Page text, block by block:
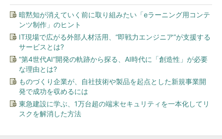
暗黙知が消えていく前に取り組みたい「eラーニング用コンテ
ンツ制作」のヒント
IT現場で広がる外部人材活用、“即戦力エンジニア”が支援する
サービスとは?
“第4世代AI”開発の軌跡から探る、AI時代に「創造性」が必要
な理由とは?
ものづくり企業が、自社技術や製品を起点とした新規事業開
発で成功を収めるには
東急建設に学ぶ、1万台超の端末セキュリティを一本化してリ
スクを解消した方法